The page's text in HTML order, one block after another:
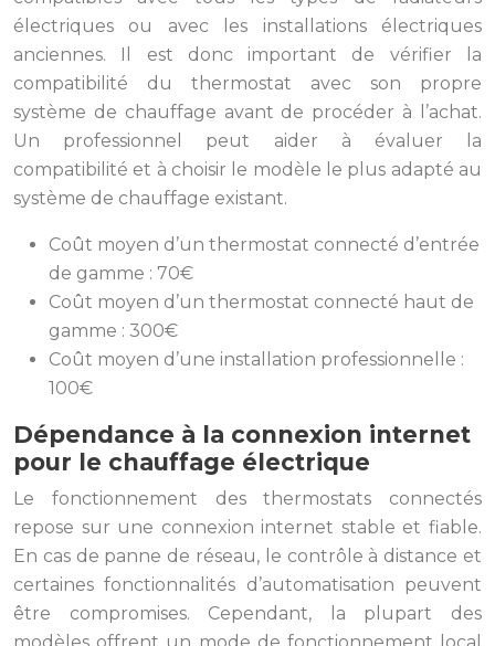
électriques ou avec les installations électriques
anciennes. Il est donc important de vérifier la
compatibilité du thermostat avec son propre
système de chauffage avant de procéder à l’achat.
Un professionnel peut aider à évaluer la
compatibilité et à choisir le modèle le plus adapté au
système de chauffage existant.
Coût moyen d’un thermostat connecté d’entrée
de gamme : 70€
Coût moyen d’un thermostat connecté haut de
gamme : 300€
Coût moyen d’une installation professionnelle :
100€
Dépendance à la connexion internet
pour le chauffage électrique
Le fonctionnement des thermostats connectés
repose sur une connexion internet stable et fiable.
En cas de panne de réseau, le contrôle à distance et
certaines fonctionnalités d’automatisation peuvent
être compromises. Cependant, la plupart des